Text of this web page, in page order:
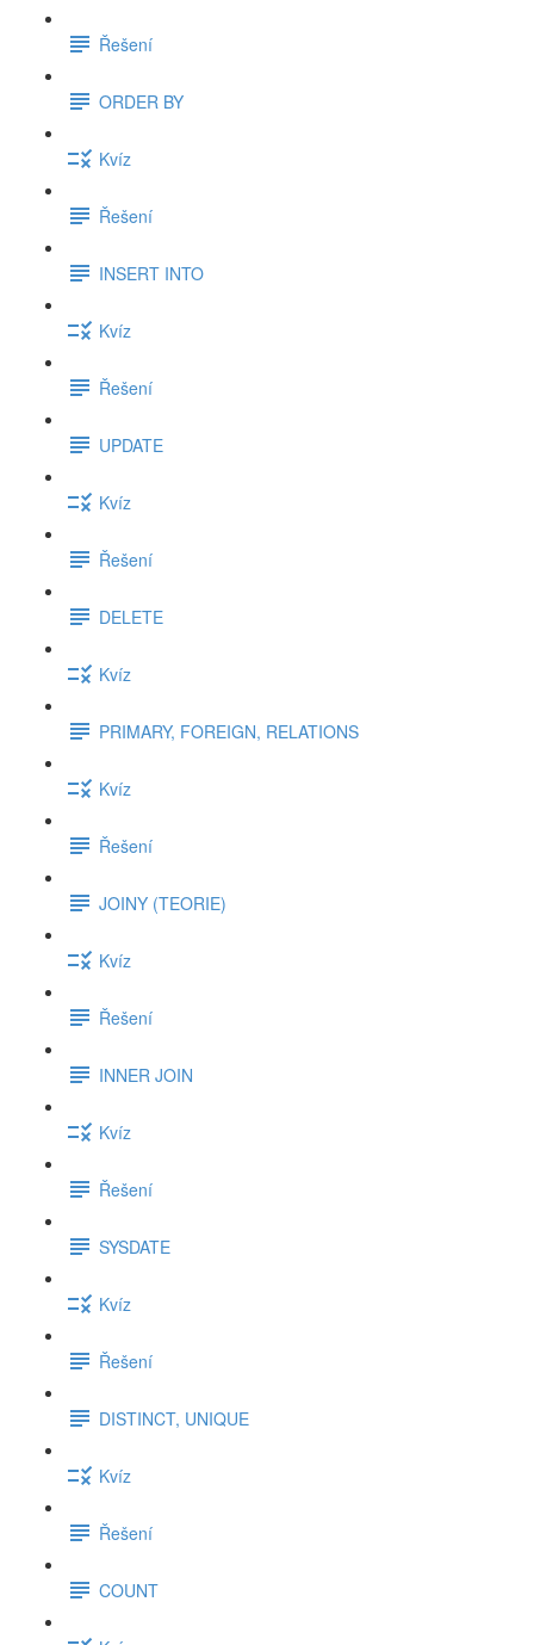
Řešení
ORDER BY
Kvíz
Řešení
INSERT INTO
Kvíz
Řešení
UPDATE
Kvíz
Řešení
DELETE
Kvíz
PRIMARY, FOREIGN, RELATIONS
Kvíz
Řešení
JOINY (TEORIE)
Kvíz
Řešení
INNER JOIN
Kvíz
Řešení
SYSDATE
Kvíz
Řešení
DISTINCT, UNIQUE
Kvíz
Řešení
COUNT